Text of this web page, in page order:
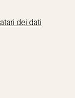
dei dati